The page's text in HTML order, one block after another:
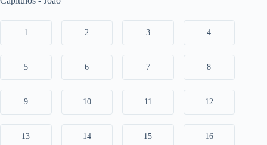
1 2 3 4
5 6 7 8
9 10 11 12
13 14 15 16